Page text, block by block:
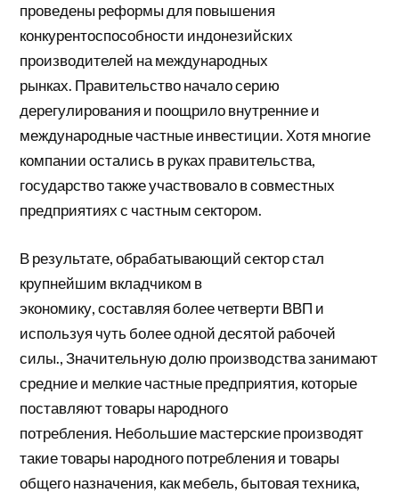
проведены реформы для повышения
конкурентоспособности индонезийских
производителей на международных
рынках. Правительство начало серию
дерегулирования и поощрило внутренние и
международные частные инвестиции. Хотя многие
компании остались в руках правительства,
государство также участвовало в совместных
предприятиях с частным сектором.
В результате, обрабатывающий сектор стал
крупнейшим вкладчиком в
экономику,составляя более четверти ВВП и
используя чуть более одной десятой рабочей
силы., Значительную долю производства занимают
средние и мелкие частные предприятия, которые
поставляют товары народного
потребления. Небольшие мастерские производят
такие товары народного потребления и товары
общего назначения, как мебель, бытовая техника,